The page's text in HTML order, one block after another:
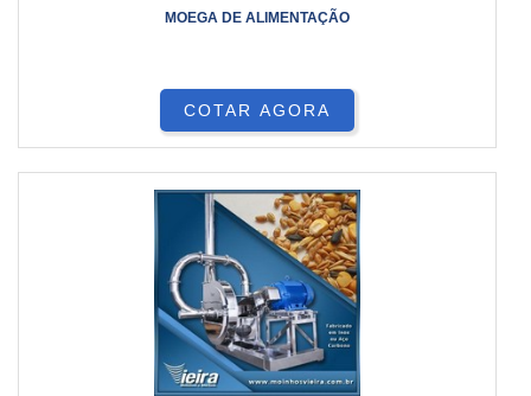
MOEGA DE ALIMENTAÇÃO
COTAR AGORA